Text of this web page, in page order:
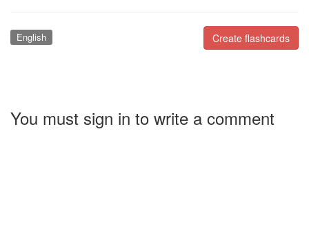
Create flashcards
English
You must sign in to write a comment